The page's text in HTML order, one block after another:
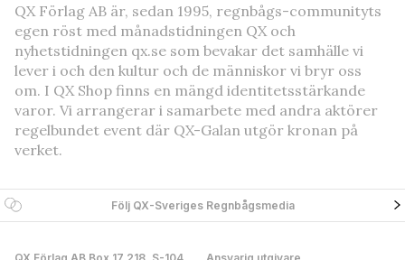
QX Förlag AB är, sedan 1995, regnbågs-communityts
egen röst med månadstidningen QX och
nyhetstidningen qx.se som bevakar det samhälle vi
lever i och den kultur och de människor vi bryr oss
om. I QX Shop finns en mängd identitetsstärkande
varor. Vi arrangerar i samarbete med andra aktörer
regelbundet event där QX-Galan utgör kronan på
verket.
Följ QX-Sveriges Regnbågsmedia